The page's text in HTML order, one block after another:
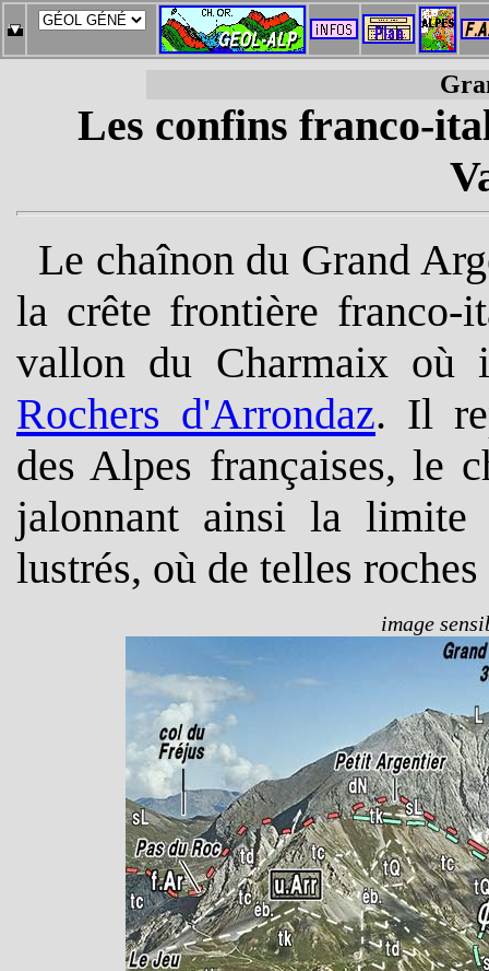
Les confins franco-
Le chaînon du Grand
la crête frontière franco-
vallon du Charmaix où
Rochers d'Arrondaz. Il
des Alpes françaises, le
jalonnant ainsi la limite
lustrés, où de telles
image